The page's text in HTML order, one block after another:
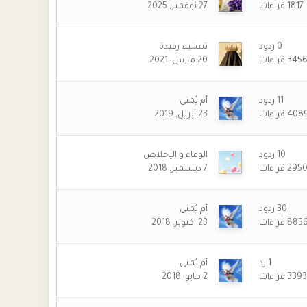
1817 قراءات
27 نوفمبر, 2025
0 ردود
3456 قراءات
تسنيم رفيدة
20 مارس, 2021
11 ردود
قراءات
أم يُمنى
23 أبريل, 2019
10 ردود
2950 قراءات
الوفاء و الإخلاص
7 ديسمبر, 2018
30 ردود
8856 قراءات
أم يُمنى
23 اكتوبر, 2018
1 رد
3393 قراءات
أم يُمنى
2 مايو, 2018